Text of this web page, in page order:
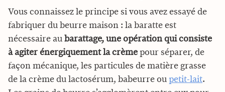
Vous connaissez le principe si vous avez essayé de
fabriquer du beurre maison : la baratte est
nécessaire au barattage, une opération qui consiste
à agiter énergiquement la crème pour séparer, de
façon mécanique, les particules de matière grasse
de la crème du lactosérum, babeurre ou petit-lait.